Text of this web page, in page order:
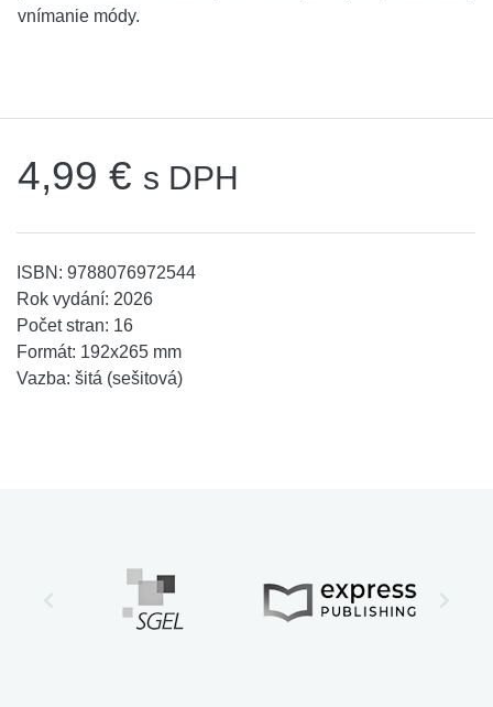
vnímanie módy.
4,99 € s DPH
ISBN: 9788076972544
Rok vydání: 2026
Počet stran: 16
Formát: 192x265 mm
Vazba: šitá (sešitová)